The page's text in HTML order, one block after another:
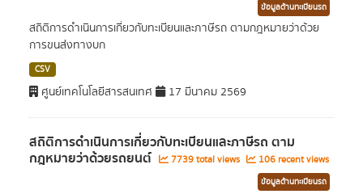
ข้อมูลด้านทะเบียนรถ
สถิติการดำเนินการเกี่ยวกับทะเบียนและภาษีรถ ตามกฎหมายว่าด้วย
การขนส่งทางบก
CSV
ศูนย์เทคโนโลยีสารสนเทศ 17 มีนาคม 2569
สถิติการดำเนินการเกี่ยวกับทะเบียนและภาษีรถ ตาม
กฎหมายว่าด้วยรถยนต์ 7739 total views 106 recent views
ข้อมูลด้านทะเบียนรถ